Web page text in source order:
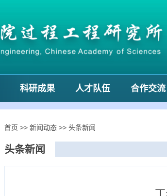
科研成果 人才队伍 合作交流
首页 >> 新闻动态 >> 头条新闻
头条新闻